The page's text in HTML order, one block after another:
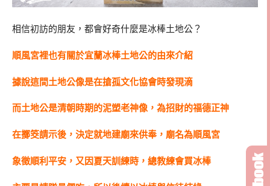
相信初訪的朋友，都會好奇什麼是冰棒土地公？
順風宮裡也有關於宜蘭冰棒土地公的由來介紹
據說這間土地公像是在搶孤文化協會時發現滴
而土地公是清朝時期的泥塑老神像，為招財的福德正神
在擲筊請示後，決定就地建廟來供奉，廟名為順風宮
象徵順利平安，又因夏天訓練時，總教練會買冰棒